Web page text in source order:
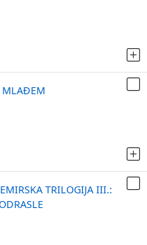
MLAĐEM
TRILOGIJA III.: